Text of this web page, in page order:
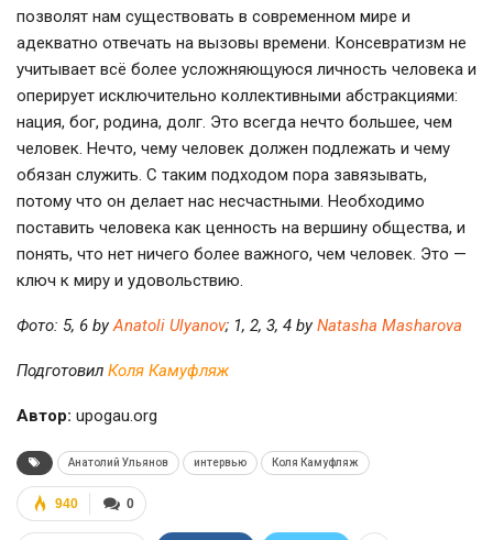
позволят нам существовать в современном мире и
адекватно отвечать на вызовы времени. Консевратизм не
учитывает всё более усложняющуюся личность человека и
оперирует исключительно коллективными абстракциями:
нация, бог, родина, долг. Это всегда нечто большее, чем
человек. Нечто, чему человек должен подлежать и чему
обязан служить. С таким подходом пора завязывать,
потому что он делает нас несчастными. Необходимо
поставить человека как ценность на вершину общества, и
понять, что нет ничего более важного, чем человек. Это —
ключ к миру и удовольствию.
Фото: 5, 6 byAnatoli Ulyanov; 1, 2, 3, 4 byNatasha Masharova​
Подготовил Коля Камуфляж
Автор: upogau.org
Анатолий Ульянов интервью Коля Камуфляж
0
940